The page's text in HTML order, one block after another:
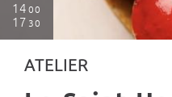
14 00
17 30
ATELIER